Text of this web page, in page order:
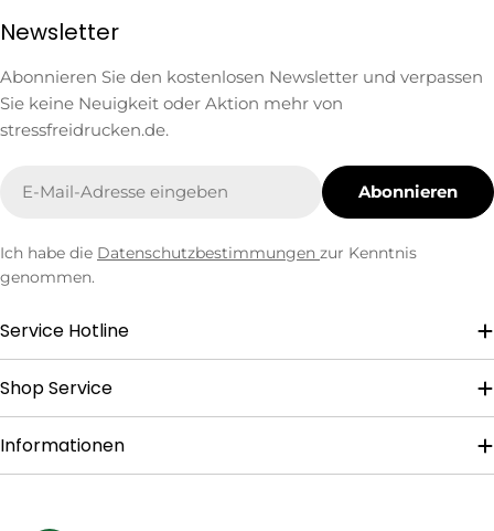
Service Hotline
Shop Service
Informationen
Newsletter
Abonnieren Sie den kostenlosen Newsletter und verpassen
Sie keine Neuigkeit oder Aktion mehr von
stressfreidrucken.de.
Mail
Abonnieren
Ich habe die Datenschutzbestimmungen zur Kenntnis
genommen.